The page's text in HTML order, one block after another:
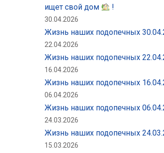
ищет свой дом
!
30.04.2026
Жизнь наших подопечных
22.04.2026
Жизнь наших подопечных
16.04.2026
Жизнь наших подопечных
06.04.2026
Жизнь наших подопечных
24.03.2026
Жизнь наших подопечных
15.03.2026